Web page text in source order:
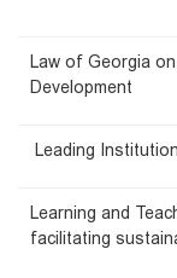
Law of Georgia
Development
Leading Institution
Learning and
facilitating